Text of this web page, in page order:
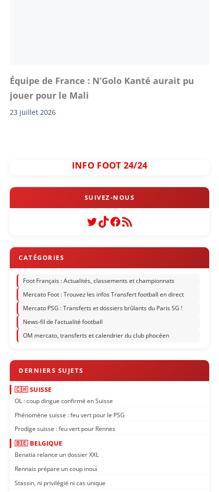
Équipe de France : N’Golo Kanté aurait pu
jouer pour le Mali
23 juillet 2026
INFO FOOT 24/24
Twitter
TikTok
Facebook
Flux RSS
Foot Français : Actualités, classements et championnats
Mercato Foot : Trouvez les infos Transfert football en direct
Mercato PSG : Transferts et dossiers brûlants du Paris SG !
News-fil de l’actualité football
OM mercato, transferts et calendrier du club phocéen
🇨🇭 SUISSE
OL : coup dingue confirmé en Suisse
Phénomène suisse : feu vert pour le PSG
Prodige suisse : feu vert pour Rennes
🇧🇪 BELGIQUE
Benatia relance un dossier XXL
Rennais prépare un coup inouï
Stassin, ni privilégié ni cas unique